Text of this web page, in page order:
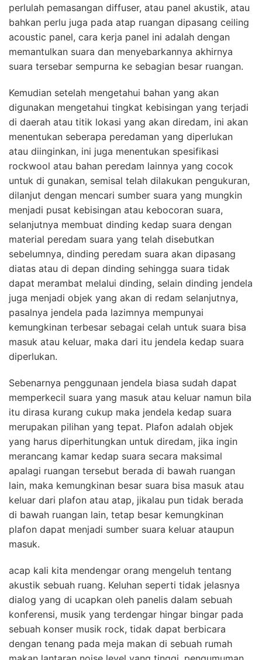
perlulah pemasangan diffuser, atau panel akustik, atau
bahkan perlu juga pada atap ruangan dipasang ceiling
acoustic panel, cara kerja panel ini adalah dengan
memantulkan suara dan menyebarkannya akhirnya
suara tersebar sempurna ke sebagian besar ruangan.
Kemudian setelah mengetahui bahan yang akan
digunakan mengetahui tingkat kebisingan yang terjadi
di daerah atau titik lokasi yang akan diredam, ini akan
menentukan seberapa peredaman yang diperlukan
atau diinginkan, ini juga menentukan spesifikasi
rockwool atau bahan peredam lainnya yang cocok
untuk di gunakan, semisal telah dilakukan pengukuran,
dilanjut dengan mencari sumber suara yang mungkin
menjadi pusat kebisingan atau kebocoran suara,
selanjutnya membuat dinding kedap suara dengan
material peredam suara yang telah disebutkan
sebelumnya, dinding peredam suara akan dipasang
diatas atau di depan dinding sehingga suara tidak
dapat merambat melalui dinding, selain dinding jendela
juga menjadi objek yang akan di redam selanjutnya,
pasalnya jendela pada lazimnya mempunyai
kemungkinan terbesar sebagai celah untuk suara bisa
masuk atau keluar, maka dari itu jendela kedap suara
diperlukan.
Sebenarnya penggunaan jendela biasa sudah dapat
memperkecil suara yang masuk atau keluar namun bila
itu dirasa kurang cukup maka jendela kedap suara
merupakan pilihan yang tepat. Plafon adalah objek
yang harus diperhitungkan untuk diredam, jika ingin
merancang kamar kedap suara secara maksimal
apalagi ruangan tersebut berada di bawah ruangan
lain, maka kemungkinan besar suara bisa masuk atau
keluar dari plafon atau atap, jikalau pun tidak berada
di bawah ruangan lain, tetap besar kemungkinan
plafon dapat menjadi sumber suara keluar ataupun
masuk.
acap kali kita mendengar orang mengeluh tentang
akustik sebuah ruang. Keluhan seperti tidak jelasnya
dialog yang di ucapkan oleh panelis dalam sebuah
konferensi, musik yang terdengar hingar bingar pada
sebuah konser musik rock, tidak dapat berbicara
dengan tenang pada meja makan di sebuah rumah